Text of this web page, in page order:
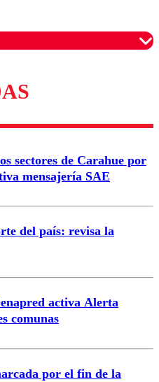
para garantizar un
sectores de Carahue por
mensajería SAE
del país: revisa la
activa Alerta
comunas
por el fin de la